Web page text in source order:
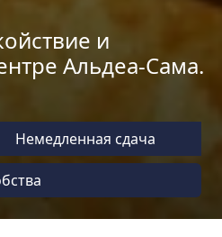
и
Альдеа-Сама.
Немедленная сдача